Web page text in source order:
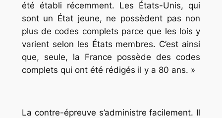
été établi récemment. Les États-Unis, qui
sont un État jeune, ne possèdent pas non
plus de codes complets parce que les lois y
varient selon les États membres. C’est ainsi
que, seule, la France possède des codes
complets qui ont été rédigés il y a 80 ans. »
La contre-épreuve s’administre facilement. Il